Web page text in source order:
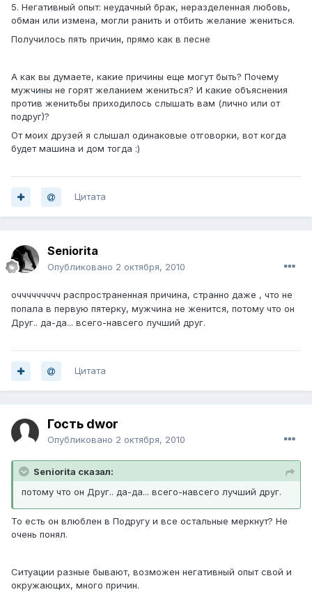
5. Негативный опыт: неудачный брак, неразделенная любовь,
обман или измена, могли ранить и отбить желание жениться.
Получилось пять причин, прямо как в песне
А как вы думаете, какие причины еще могут быть? Почему
мужчины не горят желанием жениться? И какие объяснения
против женитьбы приходилось слышать вам (лично или от
подруг)?
От моих друзей я слышал одинаковые отговорки, вот когда
будет машина и дом тогда :)
Цитата
Seniorita
Опубликовано 2 октября, 2010
оччччччччч распространенная причина, странно даже , что не
попала в первую пятерку, мужчина не женится, потому что он
Друг.. да-да... всего-навсего лучший друг.
Цитата
Гость dwor
Опубликовано 2 октября, 2010
Seniorita сказал:
потому что он Друг.. да-да... всего-навсего лучший друг.
То есть он влюблен в Подругу и все остальные меркнут? Не
очень понял.
Ситуации разные бывают, возможен негативный опыт свой и
окружающих, много причин.